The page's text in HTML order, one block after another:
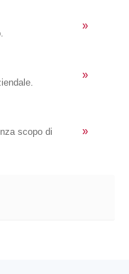
»
»
scopo di
»